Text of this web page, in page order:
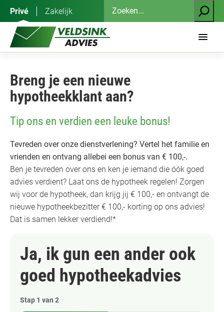
inhoud
Privé Zakelijk
Zoeken
Breng je een nieuwe
hypotheekklant aan?
Tip ons en verdien een leuke bonus!
Tevreden over onze dienstverlening? Vertel het familie en
vrienden en ontvang allebei een bonus van € 100,-.
Ben je tevreden over ons en ken je iemand die óók goed
advies verdient? Laat ons de hypotheek regelen! Zorgen
wij voor de hypotheek, dan krijg jij € 100,- en ontvangt de
nieuwe hypotheekbezitter € 100,- korting op ons advies!
Dat is samen lekker verdiend!*
Ja, ik gun een ander ook
goed hypotheekadvies
Stap 1 van 2